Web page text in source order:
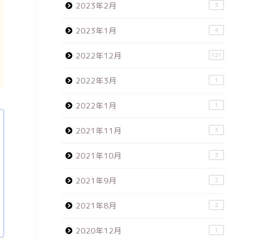
2023年2月 3
2023年1月 4
2022年12月 121
2022年3月 1
2022年1月 1
2021年11月 3
2021年10月 3
2021年9月 2
2021年8月 2
2020年12月 1